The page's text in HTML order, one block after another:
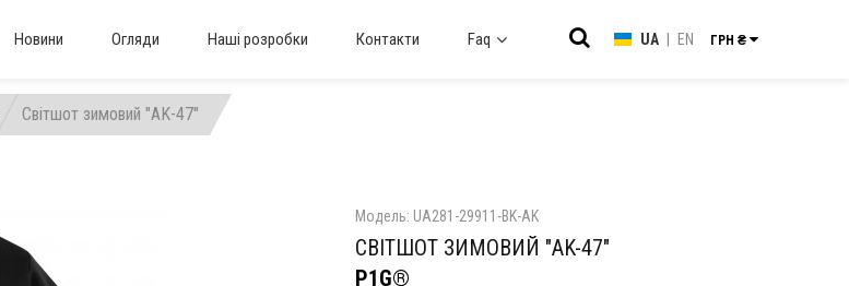
Новини Огляди Наші розробки Контакти Faq UA EN ГРН ₴
Світшот зимовий "AK-47"
Модель: UA281-29911-BK-AK
СВІТШОТ ЗИМОВИЙ "AK-47"
P1G®